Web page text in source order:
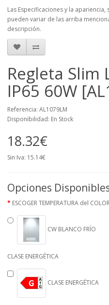
Las Especificaciones y la
pueden variar de las arriba
descripción.
Regleta Slim
IP65 60W
Referencia: AL1079LM
Disponibilidad: En Stock
18.32€
Sin Iva: 15.14€
Opciones
ESCOGER TEMPERATURA del
CW BLANCO FRÍO
CLASE ENERGÉTICA
CLASE ENERGÉTICA